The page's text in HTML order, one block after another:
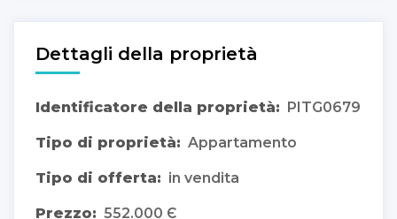
Dettagli della proprietà
Identificatore della proprietà: PITG0679
Tipo di proprietà: Appartamento
Tipo di offerta: in vendita
Prezzo: 552.000 Є